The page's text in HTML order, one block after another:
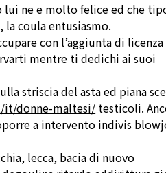
lui ne e molto felice ed che
la coula entusiasmo.
con l’aggiunta di licenza
mentre ti dedichi ai suoi
striscia del asta ed piana
donne-maltesi/ testicoli.
a intervento indivis
lecca, bacia di nuovo